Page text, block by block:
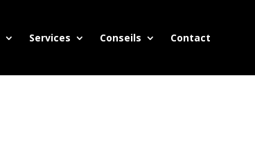
Services Conseils Contact